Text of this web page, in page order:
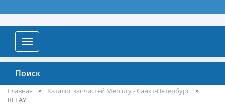
Поиск
Главная
Каталог запчастей Mercury - Санкт-Петербург
RELAY